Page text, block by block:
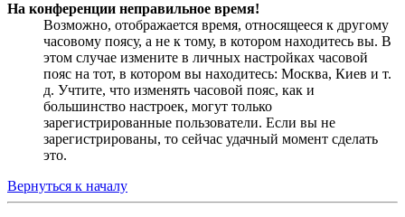
На конференции неправильное время!
Возможно, отображается время, относящееся к другому
часовому поясу, а не к тому, в котором находитесь вы. В
этом случае измените в личных настройках часовой
пояс на тот, в котором вы находитесь: Москва, Киев и т.
д. Учтите, что изменять часовой пояс, как и
большинство настроек, могут только
зарегистрированные пользователи. Если вы не
зарегистрированы, то сейчас удачный момент сделать
это.
Вернуться к началу